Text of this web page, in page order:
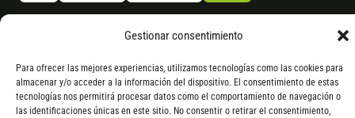
Gestionar consentimiento
Para ofrecer las mejores experiencias, utilizamos tecnologías como las cookies para
almacenar y/o acceder a la información del dispositivo. El consentimiento de estas
tecnologías nos permitirá procesar datos como el comportamiento de navegación o
las identificaciones únicas en este sitio. No consentir o retirar el consentimiento,
* Financiación instantánea con Cofidis hasta 6.000 € sin intereses.
los detallespor WhatsApp.
* Los modelos con entrega inmediata se envían 24 h laborables tras el